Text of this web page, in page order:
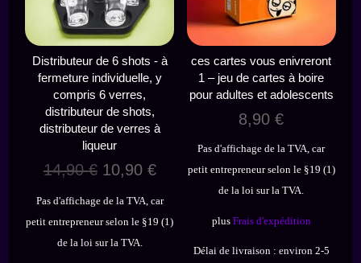
Distributeur de 6 shots - à
fermeture individuelle, y
compris 6 verres,
distributeur de shots,
distributeur de verres à
liqueur
14,90€ Le
10,90 €Le
est :
10,90 €.
Pas d'affichage de la TVA, car
petit entrepreneur selon le §19 (1)
de la loi sur la TVA.
ces cartes vous enivreront
1 – jeu de cartes à boire
pour adultes et adolescents
8,90€
Pas d'affichage de la TVA, car
petit entrepreneur selon le §19 (1)
de la loi sur la TVA.
plus Frais d'expédition
Délai de livraison : environ 2-5